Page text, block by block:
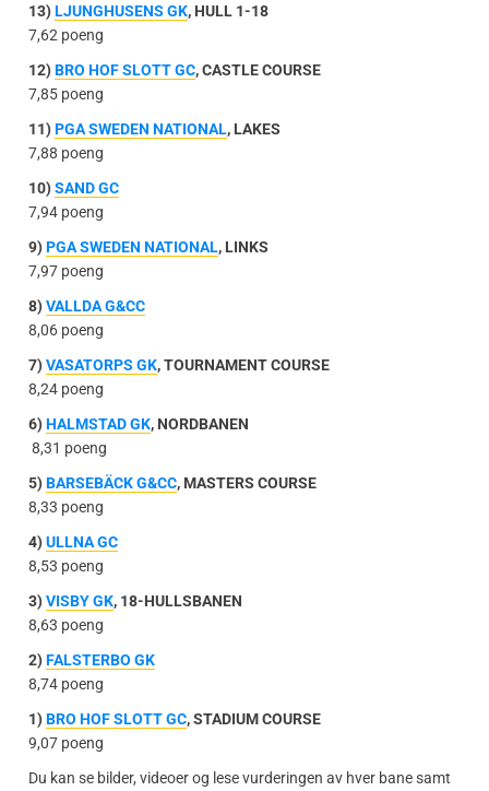
13)LJUNGHUSENS GK, HULL 1-18
7,62 poeng
12)BRO HOF SLOTT GC, CASTLE COURSE
7,85 poeng
11)PGA SWEDEN NATIONAL, LAKES
7,88 poeng
10)SAND GC
7,94 poeng
9)PGA SWEDEN NATIONAL, LINKS
7,97 poeng
8)VALLDA G&CC
8,06 poeng
7)VASATORPS GK, TOURNAMENT COURSE
8,24 poeng
6)HALMSTAD GK, NORDBANEN
8,31 poeng
5)BARSEBÄCK G&CC, MASTERS COURSE
8,33 poeng
4)ULLNA GC
8,53 poeng
3)VISBY GK, 18-HULLSBANEN
8,63 poeng
2)FALSTERBO GK
8,74 poeng
1)BRO HOF SLOTT GC, STADIUM COURSE
9,07 poeng
Du kan se bilder, videoer og lese vurderingen av hver bane samt